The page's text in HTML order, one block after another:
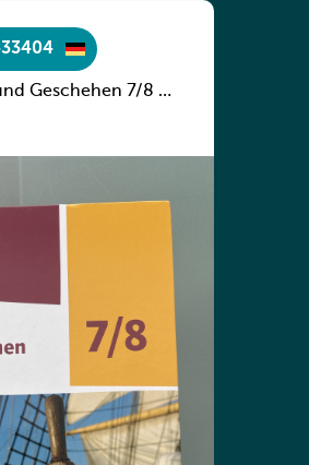
Geschehen 7/8 –